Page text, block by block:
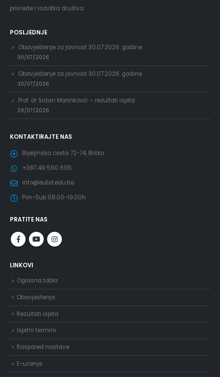
privrede i razvitka društva.
POSLJEDNJE
Obavještenje za javnost 30.07.2026. godine
30/07/2026
Obavještenje za javnost 30.07.2026. godine
30/07/2026
Prof. dr Srđan Marinković – rezultati ispita
29/07/2026
KONTAKTIRAJTE NAS
Bijeljinska cesta 72-74, Brčko
+387 49 590 605
info@eubd.edu.ba
Pon-Sub 08.00-19.00h
PRATITE NAS
LINKOVI
Oglasna tabla
Obavjestenja
Rezultati ispita
Ispitni termini
Raspored nastave
E-učenje